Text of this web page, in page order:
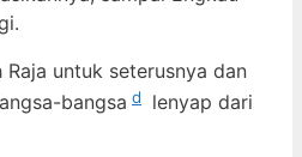
Raja untuk seterusnya dan
bangsa d
lenyap dari